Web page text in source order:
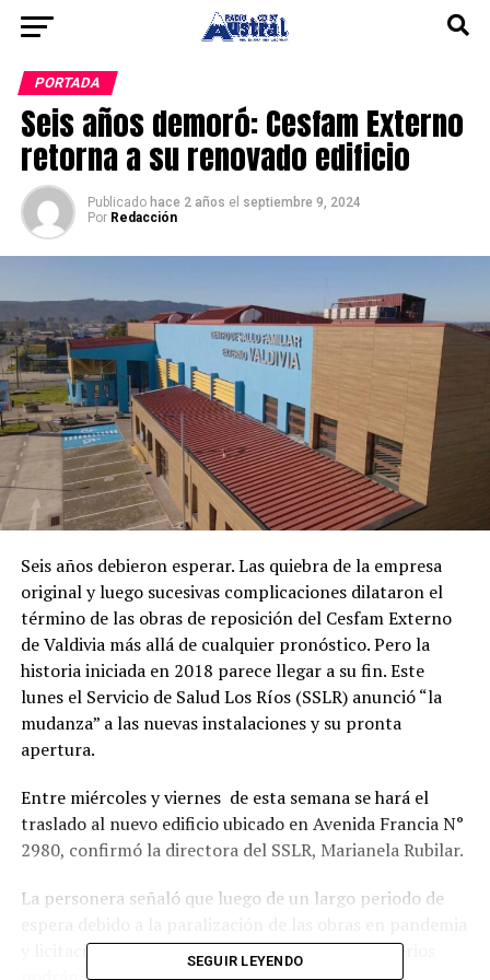
PORTADA
Seis años demoró: Cesfam Externo
retorna a su renovado edificio
Publicado hace 2 años el septiembre 9, 2024
Por Redacción
Seis años debieron esperar. Las quiebra de la empresa
original y luego sucesivas complicaciones dilataron el
término de las obras de reposición del Cesfam Externo
de Valdivia más allá de cualquier pronóstico. Pero la
historia iniciada en 2018 parece llegar a su fin. Este
lunes el Servicio de Salud Los Ríos (SSLR) anunció “la
mudanza” a las nuevas instalaciones y su pronta
apertura.
Entre miércoles y viernes de esta semana se hará el
traslado al nuevo edificio ubicado en Avenida Francia N°
2980, confirmó la directora del SSLR, Marianela Rubilar.
La personera señaló que luego de un largo periodo de
y licitaciones fallidas, por fin usuarios y funcionarios
SEGUIR LEYENDO